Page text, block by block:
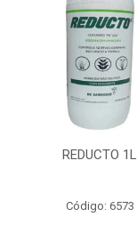
REDUCTO 1L
Código: 6573